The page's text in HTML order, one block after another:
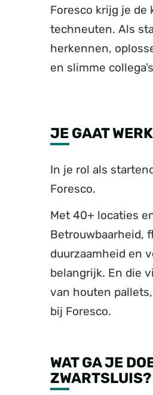
Foresco krijg je de
techneuten. Als
herkennen,
en slimme
JE GAAT
In je rol als
Foresco.
Met 40+ locaties
Betrouwbaarheid,
duurzaamheid en
belangrijk. En die
van houten
bij Foresco.
WAT GA JE
ZWARTSLUIS?